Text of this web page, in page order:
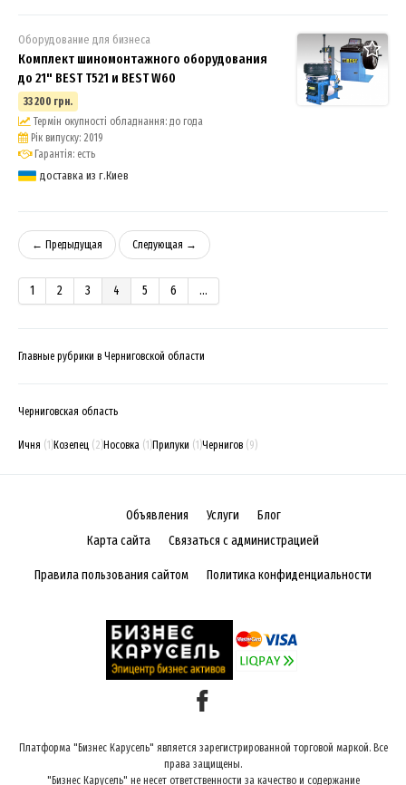
Оборудование для бизнеса
Комплект шиномонтажного оборудования
до 21" BEST T521 и BEST W60
33 200 грн.
Термін окупності обладнання: до года
Рік випуску: 2019
Гарантія: есть
доставка из г.Киев
← Предыдущая Следующая →
1 2 3 4 5 6 ...
Главные рубрики в Черниговской области
Черниговская область
Ичня (1)Козелец (2)Носовка (1)Прилуки (1)Чернигов (9)
Объявления Услуги
Блог
Карта сайта
Связаться с администрацией
Правила пользования сайтом Политика конфиденциальности
Платформа "Бизнес Карусель" является зарегистрированной торговой маркой. Все
права защищены.
"Бизнес Карусель" не несет ответственности за качество и содержание